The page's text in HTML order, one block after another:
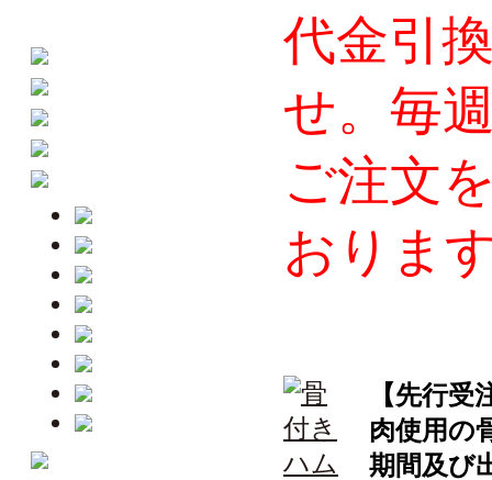
代金引
せ。毎
ご注文
おりま
【先行
肉使用の
期間及び